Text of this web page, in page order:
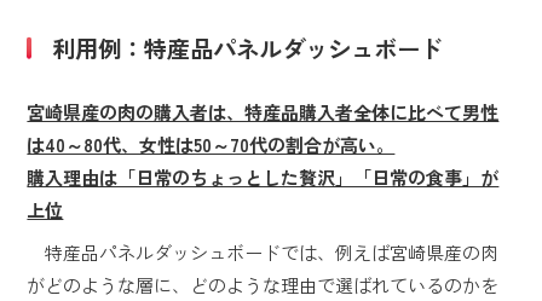
利用例：特産品パネルダッシュボード
宮崎県産の肉の購入者は、特産品購入者全体に比べて男性
は40～80代、女性は50～70代の割合が高い。
購入理由は「日常のちょっとした贅沢」「日常の食事」が
上位
特産品パネルダッシュボードでは、例えば宮崎県産の肉
がどのような層に、どのような理由で選ばれているのかを